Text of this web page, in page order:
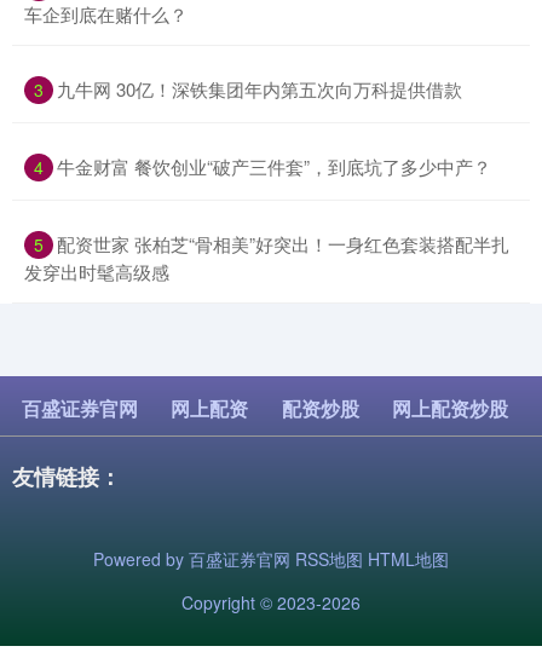
车企到底在赌什么？
3 ​九牛网 30亿！深铁集团年内第五次向万科提供借款
4 ​牛金财富 餐饮创业“破产三件套”，到底坑了多少中产？
5 ​配资世家 张柏芝“骨相美”好突出！一身红色套装搭配半扎
发穿出时髦高级感
百盛证券官网 网上配资 配资炒股 网上配资炒股
友情链接：
Powered by 百盛证券官网 RSS地图 HTML地图
Copyright © 2023-2026